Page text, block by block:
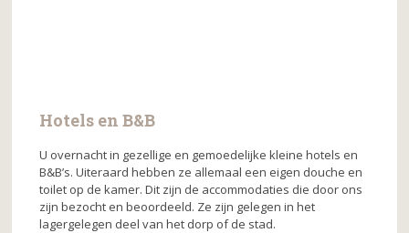
Hotels en B&B
U overnacht in gezellige en gemoedelijke kleine hotels en
B&B’s. Uiteraard hebben ze allemaal een eigen douche en
toilet op de kamer. Dit zijn de accommodaties die door ons
zijn bezocht en beoordeeld. Ze zijn gelegen in het
lagergelegen deel van het dorp of de stad.